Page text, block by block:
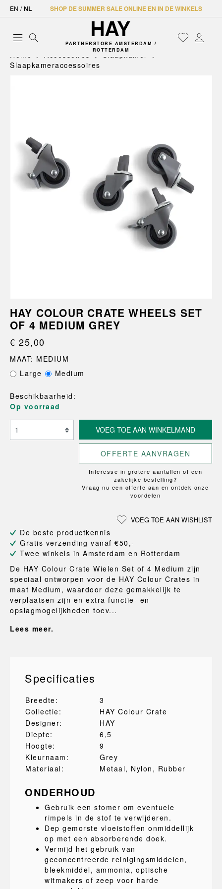
EN / NL SHOP DE SUMMER SALE ONLINE EN IN DE WINKELS
PARTNERSTORE AMSTERDAM /
ROTTERDAM
Home Accessoires
Slaapkamer
Slaapkameraccessoires
HAY COLOUR CRATE WHEELS SET
OF 4 MEDIUM GREY
€ 25,00
MAAT: MEDIUM
Large
Medium
Beschikbaarheid:
Op voorraad
VOEG TOE AAN WINKELMAND
OFFERTE AANVRAGEN
Interesse in grotere aantallen of een
zakelijke bestelling?
Vraag nu een offerte aan en ontdek onze
voordelen
VOEG TOE AAN WISHLIST
De beste productkennis
Gratis verzending vanaf €50,-
Twee winkels in Amsterdam en Rotterdam
De HAY Colour Crate Wielen Set of 4 Medium zijn
speciaal ontworpen voor de HAY Colour Crates in
maat Medium, waardoor deze gemakkelijk te
verplaatsen zijn en extra functie- en
opslagmogelijkheden toev...
Lees meer.
Specificaties
Breedte:
3
Collectie:
HAY Colour Crate
Designer:
HAY
Diepte:
6,5
Hoogte:
9
Kleurnaam:
Grey
Materiaal:
Metaal, Nylon , Rubber
ONDERHOUD
Gebruik een stomer om eventuele
rimpels in de stof te verwijderen.
Dep gemorste vloeistoffen onmiddellijk
op met een absorberende doek.
Vermijd het gebruik van
geconcentreerde reinigingsmiddelen,
bleekmiddel, ammonia, optische
witmakers of zeep voor harde